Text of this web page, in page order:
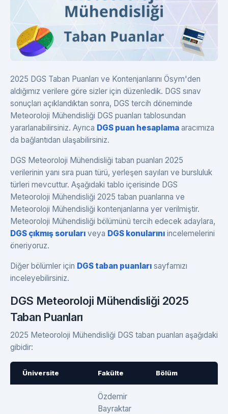
2025 DGS Taban Puanları ve Kontenjanlarını Ösym'den
aldığımız verilere göre sizler için düzenledik. DGS sınav
sonuçları açıklandıktan sonra, DGS tercih döneminde
Meteoroloji Mühendisliği DGS puanları tablosundan
yararlanabilirsiniz. Ayrıca DGS puan hesaplama aracımıza
da bağlantıdan ulaşabilirsiniz.
DGS Meteoroloji Mühendisliği taban puanları 2025
verilerinin yanı sıra puan türü, yerleşen sayıları ve bursluluk
türleri mevcuttur. Aşağıdaki tablo içerisinde DGS
Meteoroloji Mühendisliği 2025 taban puanlarına ve
Meteoroloji Mühendisliği kontenjanlarına yer verilmiştir.
Meteoroloji Mühendisliği bölümünü tercih edecek adaylara,
DGS çıkmış soruları veya DGS konularını incelemelerini
öneriyoruz.
Diğer bölümler için DGS taban puanları sayfamızı
inceleyebilirsiniz.
DGS Meteoroloji Mühendisliği 2025
Taban Puanları
2025 Meteoroloji Mühendisliği DGS taban puanları aşağıdaki
gibidir:
Üniversite Fakülte Bölüm
Özdemir
Bayraktar